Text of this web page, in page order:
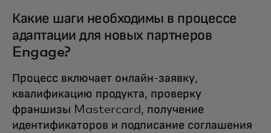
Какие шаги необходимы в процессе
адаптации для новых партнеров
Engage?
Процесс включает онлайн-заявку,
квалификацию продукта, проверку
франшизы Mastercard, получение
идентификаторов и подписание соглашения